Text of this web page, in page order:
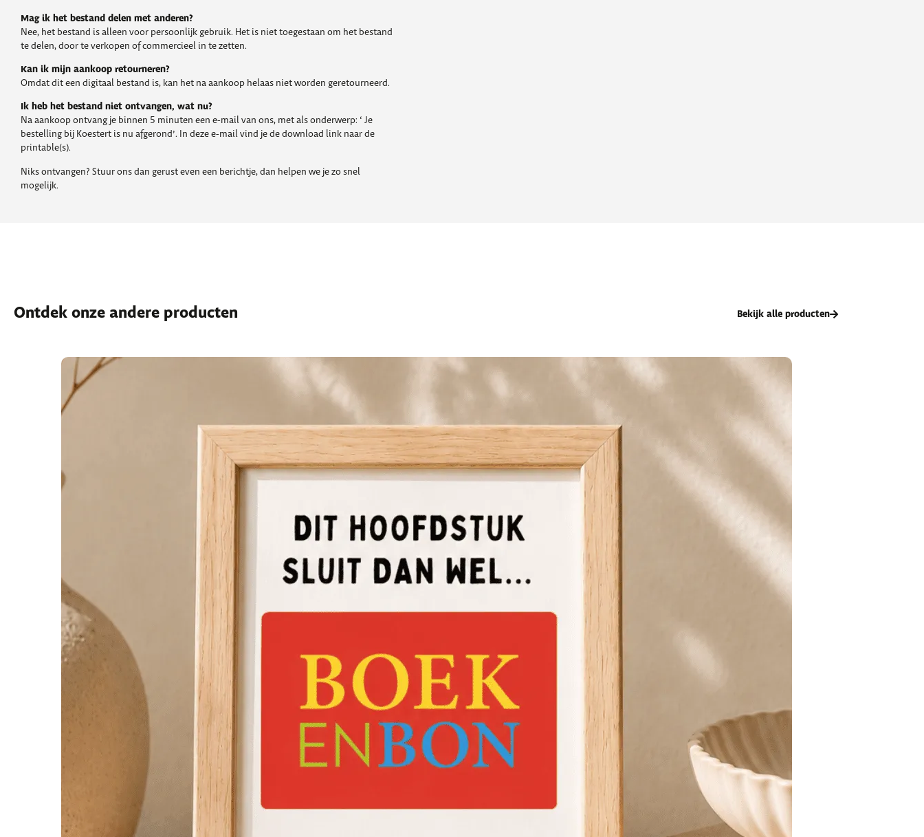
Mag ik het bestand delen met anderen?
Nee, het bestand is alleen voor persoonlijk gebruik. Het is niet toegestaan om het bestand
te delen, door te verkopen of commercieel in te zetten.
Kan ik mijn aankoop retourneren?
Omdat dit een digitaal bestand is, kan het na aankoop helaas niet worden geretourneerd.
Ik heb het bestand niet ontvangen, wat nu?
Na aankoop ontvang je binnen 5 minuten een e-mail van ons, met als onderwerp: ‘ Je
bestelling bij Koestert is nu afgerond’. In deze e-mail vind je de download link naar de
printable(s).
Niks ontvangen? Stuur ons dan gerust even een berichtje, dan helpen we je zo snel
mogelijk.
Ontdek onze andere producten Bekijk alle producten